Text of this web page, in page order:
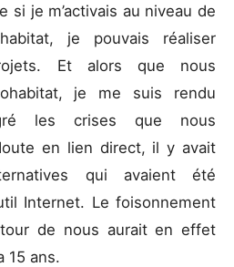
si je m’activais au niveau de
je pouvais réaliser
Et alors que nous
je me suis rendu
les crises que nous
en lien direct, il y avait
qui avaient été
Internet. Le foisonnement
de nous aurait en effet
15 ans.